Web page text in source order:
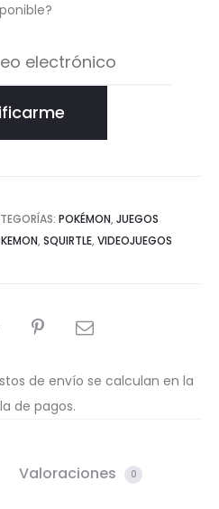
POKÉMON, JUEGOS
, SQUIRTLE, VIDEOJUEGOS
de envío se calculan en la
de pagos.
Valoraciones 0